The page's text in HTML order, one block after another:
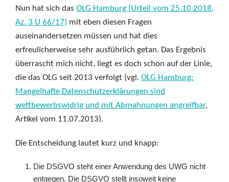
Nun hat sich das OLG Hamburg (Urteil vom 25.10.2018,
Az. 3 U 66/17) mit eben diesen Fragen
auseinandersetzen müssen und hat dies
erfreulicherweise sehr ausführlich getan. Das Ergebnis
überrascht mich nicht, liegt es doch schon auf der Linie,
die das OLG seit 2013 verfolgt (vgl. OLG Hamburg:
Mangelhafte Datenschutzerklärungen sind
wettbewerbswidrig und mit Abmahnungen angreifbar,
Artikel vom 11.07.2013).
Die Entscheidung lautet kurz und knapp:
Die DSGVO steht einer Anwendung des UWG nicht
entgegen. Die DSGVO stellt insoweit keine